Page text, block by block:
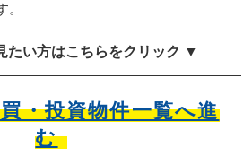
たい方はこちらをクリック ▼
・投資物件一覧へ進
む